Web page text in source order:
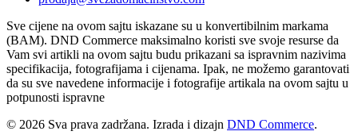
Sve cijene na ovom sajtu iskazane su u konvertibilnim markama
(BAM). DND Commerce maksimalno koristi sve svoje resurse da
Vam svi artikli na ovom sajtu budu prikazani sa ispravnim nazivima
specifikacija, fotografijama i cijenama. Ipak, ne možemo garantovati
da su sve navedene informacije i fotografije artikala na ovom sajtu u
potpunosti ispravne
© 2026 Sva prava zadržana. Izrada i dizajn DND Commerce.